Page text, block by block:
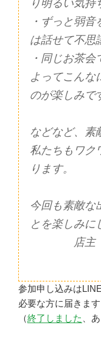
り明るい気持
・ずっと弱
は話せて不思
・同じお茶
よってこんな
のが楽しみで
などなど、素
私たちもワク
ります。
今回も素敵な
とを楽しみに
店主
参加申し込みは
必要な方に届きま
（終了しました 、